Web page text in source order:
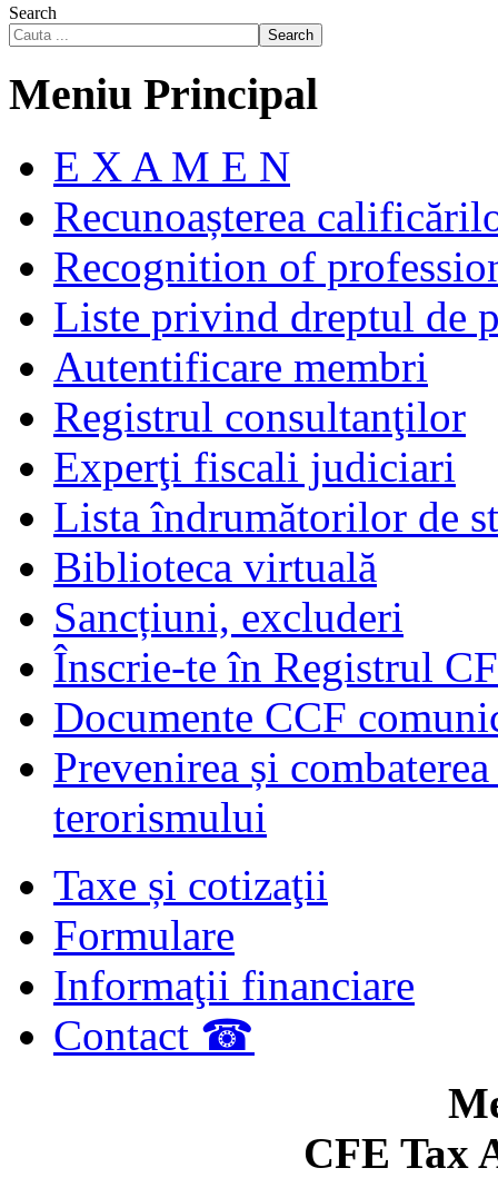
Search
Search
Meniu Principal
E X A M E N
Recunoașterea
Recognition of
Liste privind dreptul de
Autentificare membri
Registrul consultanţilor
Experţi fiscali judiciari
Lista îndrumătorilor de
Biblioteca virtuală
Sancțiuni, excluderi
Înscrie-te în Registrul
Documente CCF
Prevenirea și
terorismului
Taxe și cotizaţii
Formulare
Informaţii financiare
Contact ☎
CFE Tax